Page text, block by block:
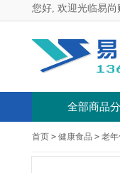
您好, 欢迎光临易尚
全部商品
首页 > 健康食品 > 老年